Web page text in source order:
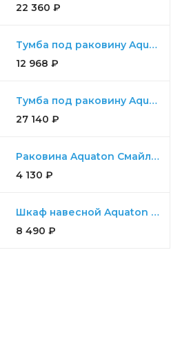
22 360 ₽
Тумба под раковину Aquaton Диор 80 белый
12 968 ₽
Тумба под раковину Aquaton Мадрид 100 М 2 ящика белый
27 140 ₽
Раковина Aquaton Смайл 65
4 130 ₽
Шкаф навесной Aquaton Либерти дуб эльвезия
8 490 ₽